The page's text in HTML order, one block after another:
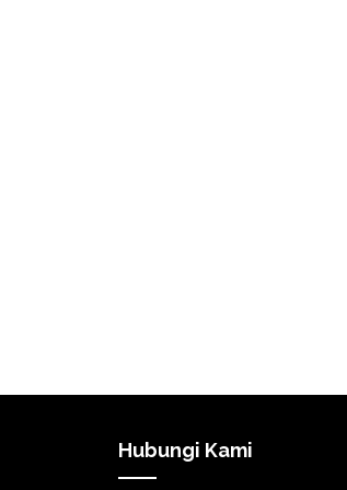
Hubungi Kami